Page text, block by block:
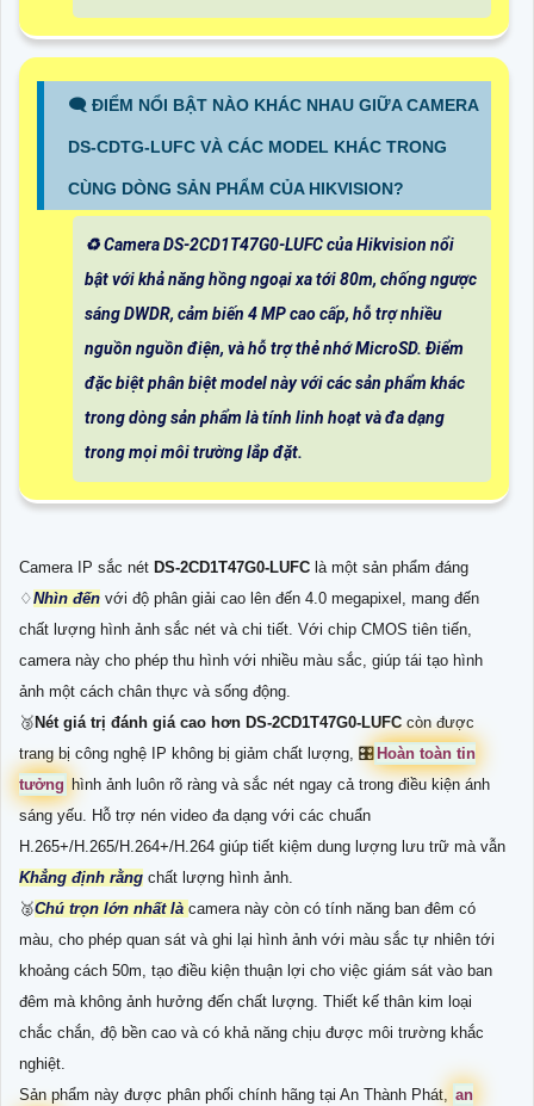
🗨️ ĐIỂM NỔI BẬT NÀO KHÁC NHAU GIỮA CAMERA
DS-CDTG-LUFC VÀ CÁC MODEL KHÁC TRONG
CÙNG DÒNG SẢN PHẨM CỦA HIKVISION?
♻️ Camera DS-2CD1T47G0-LUFC của Hikvision nổi
bật với khả năng hồng ngoại xa tới 80m, chống ngược
sáng DWDR, cảm biến 4 MP cao cấp, hỗ trợ nhiều
nguồn nguồn điện, và hỗ trợ thẻ nhớ MicroSD. Điểm
đặc biệt phân biệt model này với các sản phẩm khác
trong dòng sản phẩm là tính linh hoạt và đa dạng
trong mọi môi trường lắp đặt.
Camera IP sắc nét DS-2CD1T47G0-LUFC là một sản phẩm đáng
♢Nhìn đến với độ phân giải cao lên đến 4.0 megapixel, mang đến
chất lượng hình ảnh sắc nét và chi tiết. Với chip CMOS tiên tiến,
camera này cho phép thu hình với nhiều màu sắc, giúp tái tạo hình
ảnh một cách chân thực và sống động.
🥉 Nét giá trị đánh giá cao hơn DS-2CD1T47G0-LUFC còn được
trang bị công nghệ IP không bị giảm chất lượng, 🎛 Hoàn toàn tin
tưởng hình ảnh luôn rõ ràng và sắc nét ngay cả trong điều kiện ánh
sáng yếu. Hỗ trợ nén video đa dạng với các chuẩn
H.265+/H.265/H.264+/H.264 giúp tiết kiệm dung lượng lưu trữ mà vẫn
Khẳng định rằng chất lượng hình ảnh.
️🥈Chú trọn lớn nhất là camera này còn có tính năng ban đêm có
màu, cho phép quan sát và ghi lại hình ảnh với màu sắc tự nhiên tới
khoảng cách 50m, tạo điều kiện thuận lợi cho việc giám sát vào ban
đêm mà không ảnh hưởng đến chất lượng. Thiết kế thân kim loại
chắc chắn, độ bền cao và có khả năng chịu được môi trường khắc
nghiệt.
Sản phẩm này được phân phối chính hãng tại An Thành Phát, an